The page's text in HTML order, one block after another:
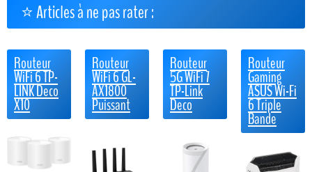
⭐ Articles à ne pas rater :
Routeur
WiFi 6 TP-
LINK Deco
X10
Routeur
WiFi 6 GL-
AX1800
Puissant
Routeur
5G WiFi 7
TP-Link
Deco
Routeur
Gaming
ASUS Wi-Fi
6 Triple
Bande